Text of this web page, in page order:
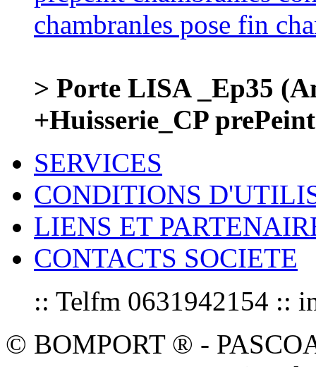
> Porte LISA _Ep35
+Huisserie_CP prePeint
SERVICES
CONDITIONS
LIENS ET
CONTACTS SOCIETE
:: Telfm 0631942154 ::
© BOMPORT ® -